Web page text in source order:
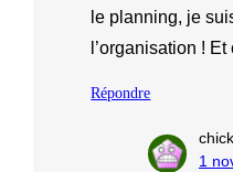
le planning, je
l’organisation !
Répondre
1